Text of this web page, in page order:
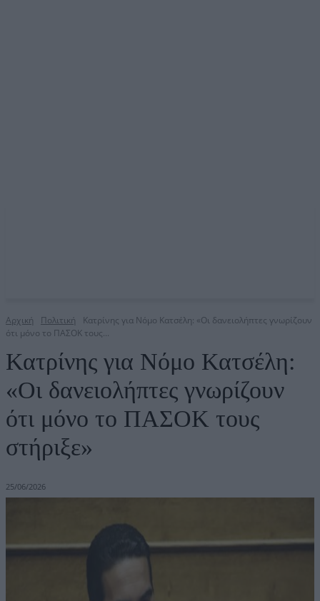
Αρχική Πολιτική
Κατρίνης για Νόμο Κατσέλη: «Οι δανειολήπτες γνωρίζουν
ότι μόνο το ΠΑΣΟΚ τους...
Κατρίνης για Νόμο Κατσέλη:
«Οι δανειολήπτες γνωρίζουν
ότι μόνο το ΠΑΣΟΚ τους
στήριξε»
25/06/2026